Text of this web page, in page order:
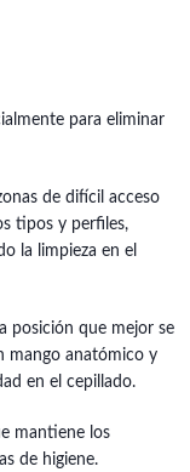
para eliminar
de difícil acceso
tipos y perfiles,
la limpieza en el
posición que mejor se
mango anatómico y
en el cepillado.
mantiene los
de higiene.